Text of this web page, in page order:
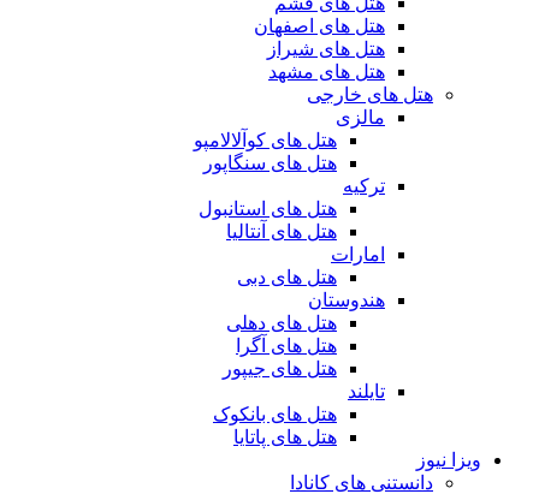
هتل های اصفهان
هتل های شیراز
هتل های مشهد
هتل های خارجی
مالزی
هتل های کوآلالامپو
هتل های سنگاپور
ترکیه
هتل های استانبول
هتل های آنتالیا
امارات
هتل های دبی
هندوستان
هتل های دهلی
هتل های آگرا
هتل های جیپور
تایلند
هتل های بانکوک
هتل های پاتایا
ویزا نیوز
دانستنی های کانادا